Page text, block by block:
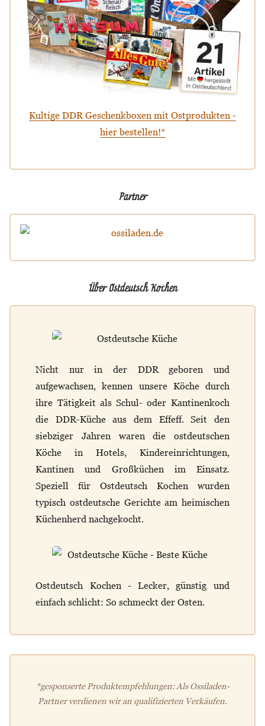
Kultige DDR Geschenkboxen mit Ostprodukten -
hier bestellen!*
Partner
Über Ostdeutsch Kochen
Nicht nur in der DDR geboren und
aufgewachsen, kennen unsere Köche durch
ihre Tätigkeit als Schul- oder Kantinenkoch
die DDR-Küche aus dem Effeff. Seit den
siebziger Jahren waren die ostdeutschen
Köche in Hotels, Kindereinrichtungen,
Kantinen und Großküchen im Einsatz.
Speziell für Ostdeutsch Kochen wurden
typisch ostdeutsche Gerichte am heimischen
Küchenherd nachgekocht.
Ostdeutsch Kochen - Lecker, günstig und
einfach schlicht: So schmeckt der Osten.
*gesponserte Produktempfehlungen: Als Ossiladen-
Partner verdienen wir an qualifizierten Verkäufen.